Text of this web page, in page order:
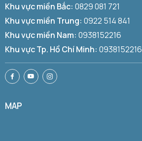
Khu vực miền Bắc: 0829 081 721
Khu vực miền Trung: 0922 514 841
Khu vực miền Nam: 0938152216
Khu vực Tp. Hồ Chí Minh: 0938152216
MAP